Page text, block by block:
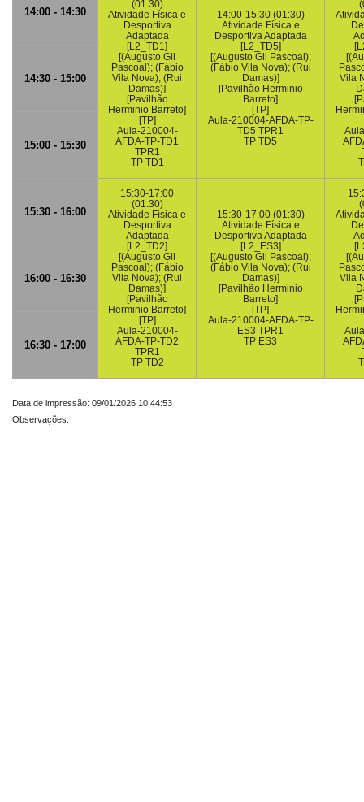
14:00 - 14:30
(01:30)
Atividade Física e
Desportiva
Adaptada
[L2_TD1]
[(Augusto Gil
Pascoal); (Fábio
Vila Nova); (Rui
Damas)]
[Pavilhão
Herminio Barreto]
[TP]
Aula-210004-
AFDA-TP-TD1
TPR1
TP TD1
14:00-15:30 (01:30)
Atividade Física e
Desportiva Adaptada
[L2_TD5]
[(Augusto Gil Pascoal);
(Fábio Vila Nova); (Rui
Damas)]
[Pavilhão Herminio
Barreto]
[TP]
Aula-210004-AFDA-TP-
TD5 TPR1
TP TD5
Vila
14:30 - 15:00
15:00 - 15:30
15:30 - 16:00
15:30-17:00
(01:30)
Atividade Física e
Desportiva
Adaptada
[L2_TD2]
[(Augusto Gil
Pascoal); (Fábio
Vila Nova); (Rui
Damas)]
[Pavilhão
Herminio Barreto]
[TP]
Aula-210004-
AFDA-TP-TD2
TPR1
TP TD2
15:30-17:00 (01:30)
Atividade Física e
Desportiva Adaptada
[L2_ES3]
[(Augusto Gil Pascoal);
(Fábio Vila Nova); (Rui
Damas)]
[Pavilhão Herminio
Barreto]
[TP]
Aula-210004-AFDA-TP-
ES3 TPR1
TP ES3
Vila
16:00 - 16:30
16:30 - 17:00
Data de impressão: 09/01/2026 10:44:53
Observações: